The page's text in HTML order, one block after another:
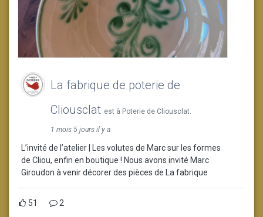
La fabrique de poterie de
Cliousclat est à Poterie de Cliousclat.
1 mois 5 jours il y a
L’invité de l’atelier | Les volutes de Marc sur les formes
de Cliou, enfin en boutique ! Nous avons invité Marc
Giroudon à venir décorer des pièces de La fabrique
51 2